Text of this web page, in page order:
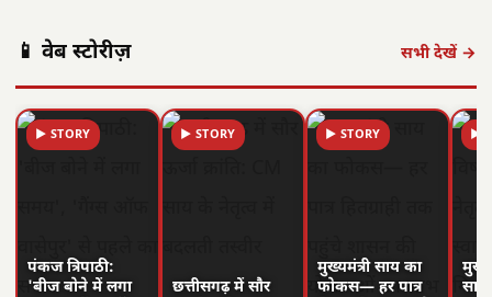
आयोजन
📱 वेब स्टोरीज़ सभी देखें →
▶ STORY
पंकज त्रिपाठी:
'बीज बोने में लगा
▶ STORY
छत्तीसगढ़ में सौर
▶ STORY
मुख्यमंत्री साय का
फोकस— हर पात्र
▶